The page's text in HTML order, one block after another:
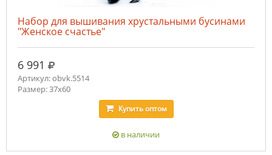
Набор для вышивания хрустальными бусинами
"Женское счастье"
6 991 руб.
Артикул: obvk.5514
Размер: 37х60
Купитьоптом
в наличии